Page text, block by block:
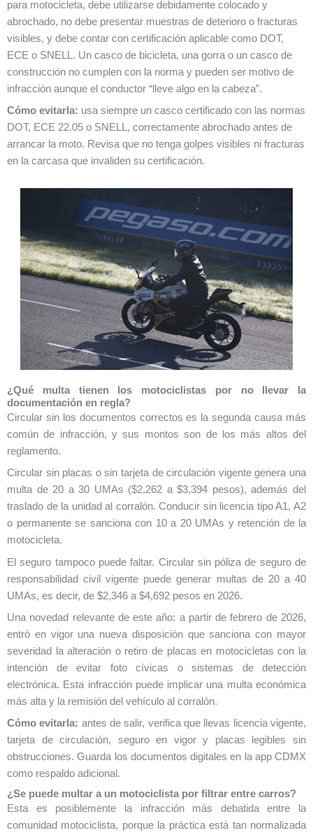
para motocicleta, debe utilizarse debidamente colocado y
abrochado, no debe presentar muestras de deterioro o fracturas
visibles, y debe contar con certificación aplicable como DOT,
ECE o SNELL. Un casco de bicicleta, una gorra o un casco de
construcción no cumplen con la norma y pueden ser motivo de
infracción aunque el conductor “lleve algo en la cabeza”.
Cómo evitarla: usa siempre un casco certificado con las normas
DOT, ECE 22.05 o SNELL, correctamente abrochado antes de
arrancar la moto. Revisa que no tenga golpes visibles ni fracturas
en la carcasa que invaliden su certificación.
¿Qué multa tienen los motociclistas por no llevar la
documentación en regla?
Circular sin los documentos correctos es la segunda causa más
común de infracción, y sus montos son de los más altos del
reglamento.
Circular sin placas o sin tarjeta de circulación vigente genera una
multa de 20 a 30 UMAs ($2,262 a $3,394 pesos), además del
traslado de la unidad al corralón. Conducir sin licencia tipo A1, A2
o permanente se sanciona con 10 a 20 UMAs y retención de la
motocicleta.
El seguro tampoco puede faltar. Circular sin póliza de seguro de
responsabilidad civil vigente puede generar multas de 20 a 40
UMAs, es decir, de $2,346 a $4,692 pesos en 2026.
Una novedad relevante de este año: a partir de febrero de 2026,
entró en vigor una nueva disposición que sanciona con mayor
severidad la alteración o retiro de placas en motocicletas con la
intención de evitar foto cívicas o sistemas de detección
electrónica. Esta infracción puede implicar una multa económica
más alta y la remisión del vehículo al corralón.
Cómo evitarla: antes de salir, verifica que llevas licencia vigente,
tarjeta de circulación, seguro en vigor y placas legibles sin
obstrucciones. Guarda los documentos digitales en la app CDMX
como respaldo adicional.
¿Se puede multar a un motociclista por filtrar entre carros?
Esta es posiblemente la infracción más debatida entre la
comunidad motociclista, porque la práctica está tan normalizada